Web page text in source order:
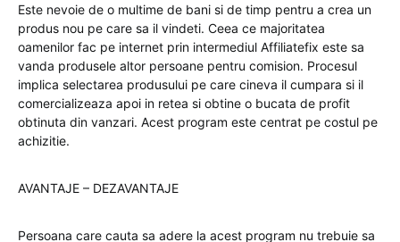
Este nevoie de o multime de bani si de timp pentru a crea un
produs nou pe care sa il vindeti. Ceea ce majoritatea
oamenilor fac pe internet prin intermediul Affiliatefix este sa
vanda produsele altor persoane pentru comision. Procesul
implica selectarea produsului pe care cineva il cumpara si il
comercializeaza apoi in retea si obtine o bucata de profit
obtinuta din vanzari. Acest program este centrat pe costul pe
achizitie.
AVANTAJE – DEZAVANTAJE
Persoana care cauta sa adere la acest program nu trebuie sa